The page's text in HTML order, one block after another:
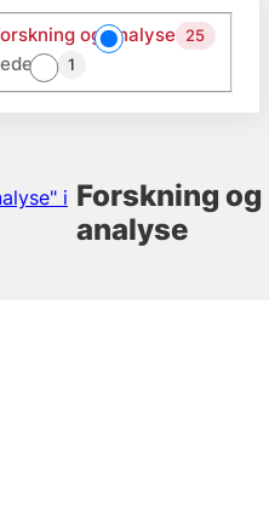
og analyse 25
1
i Forskning og
analyse